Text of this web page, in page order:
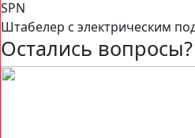
Штабелер с электрическим
Остались вопросы?